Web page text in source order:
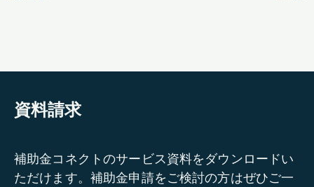
資料請求
補助金コネクトのサービス資料をダウンロードい
ただけます。補助金申請をご検討の方はぜひご一